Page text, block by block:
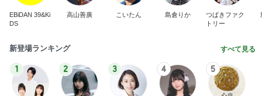
EBiDAN 39&Ki
DS
高山善廣 こいたん 島倉りか
つばきファク
トリー
新登場ランキング すべて見る
1 2 3 4 5